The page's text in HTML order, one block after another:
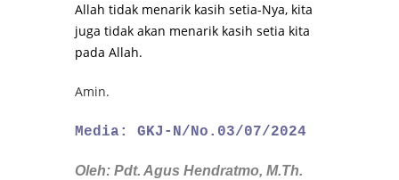
Allah tidak menarik kasih setia-Nya, kita
juga tidak akan menarik kasih setia kita
pada Allah.
Amin.
Media: GKJ-N/No.03/07/2024
Oleh: Pdt. Agus Hendratmo, M.Th.